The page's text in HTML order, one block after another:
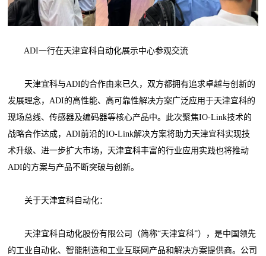
ADI一行在天津宜科自动化展示中心参观交流
天津宜科与ADI的合作由来已久，双方都拥有追求卓越与创新的
发展理念，ADI的高性能、高可靠性解决方案广泛应用于天津宜科的
现场总线、传感器及编码器等核心产品中。此次聚焦IO-Link技术的
战略合作达成，ADI前沿的IO-Link解决方案将助力天津宜科实现技
术升级、进一步扩大市场，天津宜科丰富的行业应用实践也将推动
ADI的方案与产品不断突破与创新。
关于天津宜科自动化：
天津宜科自动化股份有限公司（简称“天津宜科”），是中国领先
的工业自动化、智能制造和工业互联网产品和解决方案提供商。公司